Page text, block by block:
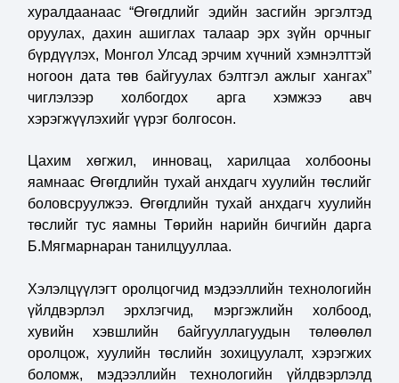
хуралдаанаас “Өгөгдлийг эдийн засгийн эргэлтэд
оруулах, дахин ашиглах талаар эрх зүйн орчныг
бүрдүүлэх, Монгол Улсад эрчим хүчний хэмнэлттэй
ногоон дата төв байгуулах бэлтгэл ажлыг хангах”
чиглэлээр холбогдох арга хэмжээ авч
хэрэгжүүлэхийг үүрэг болгосон.
Цахим хөгжил, инновац, харилцаа холбооны
яамнаас Өгөгдлийн тухай анхдагч хуулийн төслийг
боловсруулжээ. Өгөгдлийн тухай анхдагч хуулийн
төслийг тус яамны Төрийн нарийн бичгийн дарга
Б.Мягмарнаран танилцууллаа.
Хэлэлцүүлэгт оролцогчид мэдээллийн технологийн
үйлдвэрлэл эрхлэгчид, мэргэжлийн холбоод,
хувийн хэвшлийн байгууллагуудын төлөөлөл
оролцож, хуулийн төслийн зохицуулалт, хэрэгжих
боломж, мэдээллийн технологийн үйлдвэрлэлд